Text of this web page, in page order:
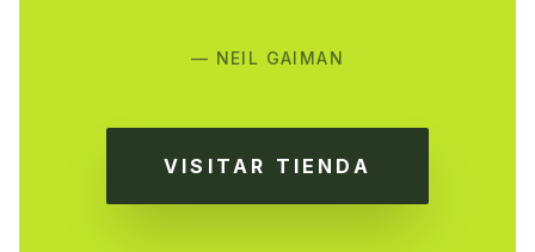
— NEIL GAIMAN
VISITAR TIENDA